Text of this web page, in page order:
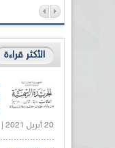
الأكثر قراءة
20 أبريل 2021 |